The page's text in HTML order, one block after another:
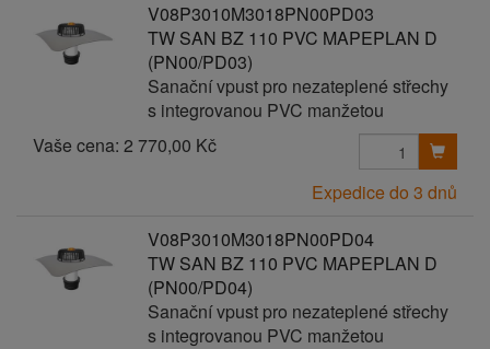
V08P3010M3018PN00PD03
TW SAN BZ 110 PVC MAPEPLAN D
(PN00/PD03)
Sanační vpust pro nezateplené střechy
s integrovanou PVC manžetou
Vaše cena: 2 770,00 Kč
Expedice do 3 dnů
V08P3010M3018PN00PD04
TW SAN BZ 110 PVC MAPEPLAN D
(PN00/PD04)
Sanační vpust pro nezateplené střechy
s integrovanou PVC manžetou